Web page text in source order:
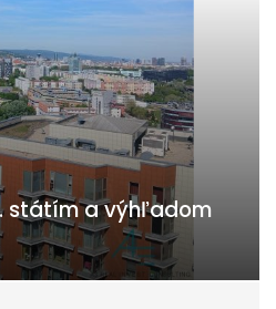
státím a výhľadom